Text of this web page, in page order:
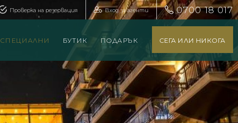
0700 18 017
Вход за агенти
Проверка на резервация
СЕГА ИЛИ НИКОГА
СПЕЦИАЛНИ БУТИК ПОДАРЪК